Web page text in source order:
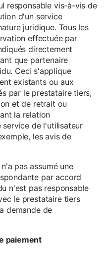
responsable vis-à-vis de
d'un service
juridique. Tous les
effectuée par
directement
que partenaire
Ceci s'applique
existants ou aux
par le prestataire tiers,
et de retrait ou
la relation
de l'utilisateur
les avis de
pas assumé une
par accord
n'est pas responsable
le prestataire tiers
demande de
paiement